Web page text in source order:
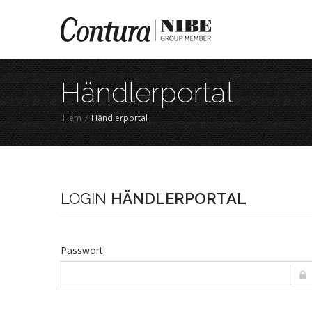
Händlerportal
Hem /Händlerportal
LOGIN HÄNDLERPORTAL
Passwort